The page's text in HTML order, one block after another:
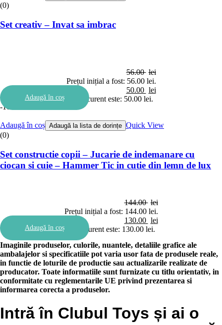
(0)
Set creativ – Invat sa imbrac
56.00 lei
Prețul inițial a fost: 56.00 lei.
50.00 lei
Prețul curent este: 50.00 lei.
Adaugă în coș
-10%
Adaugă în coș Adaugă la lista de dorințe Quick View
(0)
Set constructie copii – Jucarie de indemanare cu
ciocan si cuie – Hammer Tic in cutie din lemn de lux
144.00 lei
Prețul inițial a fost: 144.00 lei.
130.00 lei
Prețul curent este: 130.00 lei.
Adaugă în coș
Imaginile produselor, culorile, nuantele, detaliile grafice ale
ambalajelor si specificatiile pot varia usor fata de produsele reale,
in functie de loturile de productie sau actualizarile realizate de
producator. Toate informatiile sunt furnizate cu titlu orientativ, in
conformitate cu reglementarile UE privind prezentarea si
informarea corecta a produselor.
Intră în Clubul Toys și ai o